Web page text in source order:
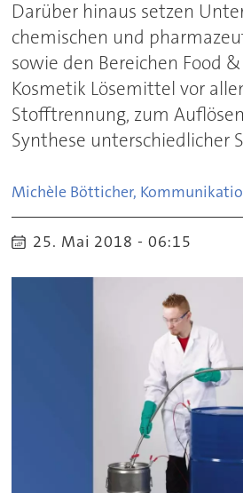
Darüber hinaus setzen
chemischen und
sowie den Bereichen Food
Kosmetik Lösemittel vor
Stofftrennung, zum
Synthese unterschiedlicher
Michèle Bötticher,
25. Mai 2018 - 06:15